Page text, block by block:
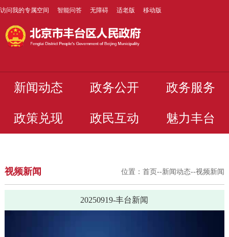
访问我的专属空间 智能问答 无障碍 适老版 移动版
新闻动态 政务公开 政务服务
政策兑现 政民互动 魅力丰台
视频新闻 位置：首页--新闻动态--视频新闻
20250919-丰台新闻